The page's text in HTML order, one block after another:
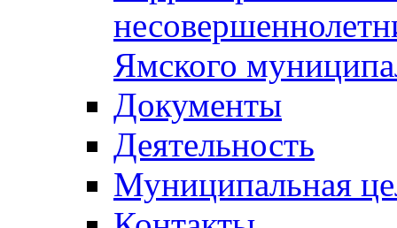
Ямского
Документы
Деятельность
Муниципальная